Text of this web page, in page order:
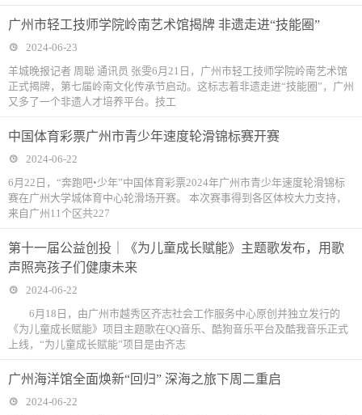
广州市轻工技师学院岭南艺术馆揭牌 非遗走进“技能圈”
2024-06-23
羊城晚报记者 周聪 通讯员 张雯6月21日，广州市轻工技师学院岭南艺术馆
正式揭牌，第七届岭南文化传承节启动。这标志着非遗走进“技能圈”，广州
又多了一个非遗人才培养平台。技工
中国体育彩票广州市青少年速度轮滑锦标赛开赛
2024-06-22
6月22日，“奔跑吧•少年”中国体育彩票2024年广州市青少年速度轮滑锦标
赛在广州大学城体育中心轮滑场开赛。 本次赛事得到各区体校大力支持，
来自广州11个区共227
第十一届公益创投｜《为儿童成长赋能》主题歌发布，用歌
声照亮孩子们健康未来
2024-06-22
6月18日，由广州市越秀区齐志社会工作服务中心原创并独立发行的
《为儿童成长赋能》项目主题歌在QQ音乐、酷狗音乐平台及酷我音乐正式
上线，“为儿童成长赋能”项目是由齐志
广州海洋馆全面焕新“回归” 深海之旅下周二重启
2024-06-22